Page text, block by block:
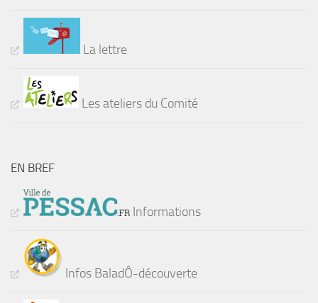
La lettre
Les ateliers du Comité
EN BREF
Informations
Infos BaladÔ-découverte